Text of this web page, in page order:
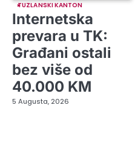
TUZLANSKI KANTON
Internetska
prevara u TK:
Građani ostali
bez više od
40.000 KM
5 Augusta, 2026